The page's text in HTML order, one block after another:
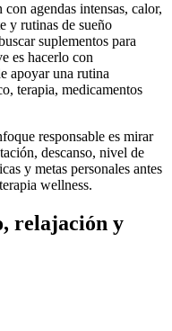
agendas intensas, calor,
y rutinas de sueño
suplementos para
es hacerlo con
apoyar una rutina
terapia, medicamentos
responsable es mirar
descanso, nivel de
y metas personales antes
wellness.
relajación y